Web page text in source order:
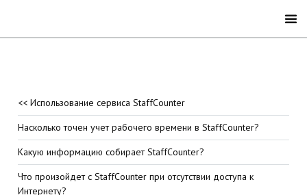
<< Использование сервиса StaffCounter
Насколько точен учет рабочего времени в StaffCounter?
Какую информацию собирает StaffCounter?
Что произойдет с StaffCounter при отсутствии доступа к
Интернету?